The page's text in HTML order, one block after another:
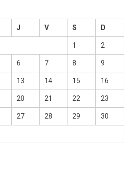
J V S D
1 2
6 7 8 9
13 14 15 16
20 21 22 23
27 28 29 30